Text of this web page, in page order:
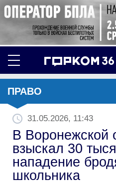
ПРАВО
31.05.2026, 11:43
В Воронежской
взыскал 30
нападение
школьника